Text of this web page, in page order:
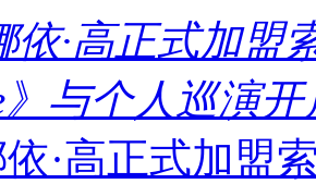
依·高正式加盟
》与个人巡演
·高正式加盟